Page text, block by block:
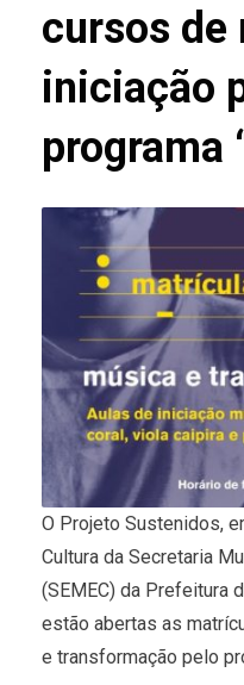
cursos de
iniciação
programa
O Projeto Sustenidos,
Cultura da Secretaria
(SEMEC) da Prefeitura
estão abertas as
e transformação pelo